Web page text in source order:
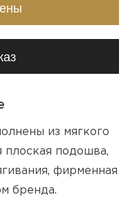
из мягкого
плоская подошва,
фирменная
бренда.